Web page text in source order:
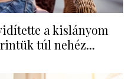
a kislányom
túl nehéz...